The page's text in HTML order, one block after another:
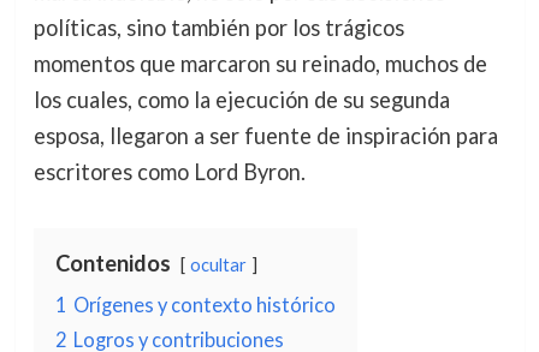
políticas, sino también por los trágicos
momentos que marcaron su reinado, muchos de
los cuales, como la ejecución de su segunda
esposa, llegaron a ser fuente de inspiración para
escritores como Lord Byron.
Contenidos ocultar
1 Orígenes y contexto histórico
2 Logros y contribuciones